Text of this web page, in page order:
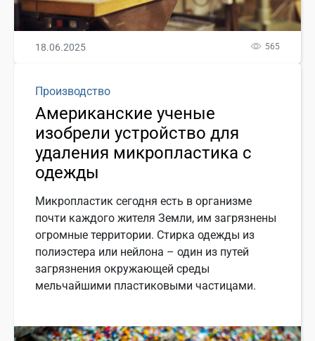
18.06.2025 565
Производство
Американские ученые
изобрели устройство для
удаления микропластика с
одежды
Микропластик сегодня есть в организме
почти каждого жителя Земли, им загрязнены
огромные территории. Стирка одежды из
полиэстера или нейлона – один из путей
загрязнения окружающей среды
мельчайшими пластиковыми частицами.